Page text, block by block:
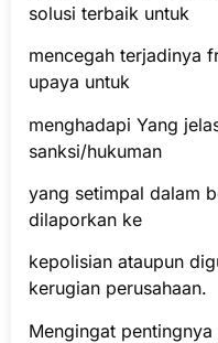
solusi terbaik untuk
mencegah terjadinya
upaya untuk
menghadapi Yang
sanksi/hukuman
yang setimpal dalam
dilaporkan ke
kepolisian ataupun
kerugian perusahaan.
Mengingat